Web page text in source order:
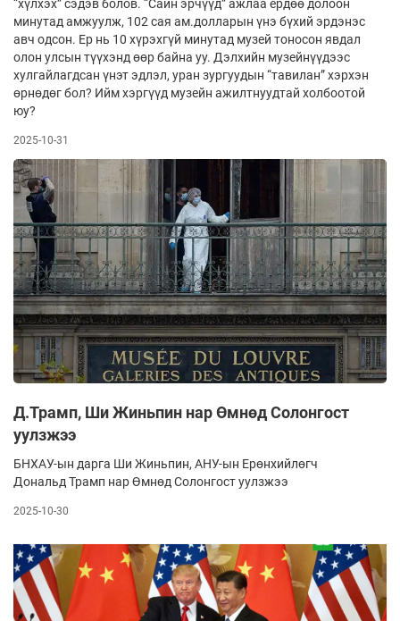
“хүлхэх” сэдэв болов. “Сайн эрчүүд” ажлаа ердөө долоон
минутад амжуулж, 102 сая ам.долларын үнэ бүхий эрдэнэс
авч одсон. Ер нь 10 хүрэхгүй минутад музей тоносон явдал
олон улсын түүхэнд өөр байна уу. Дэлхийн музейнүүдээс
хулгайлагдсан үнэт эдлэл, уран зургуудын “тавилан” хэрхэн
өрнөдөг бол? Ийм хэргүүд музейн ажилтнуудтай холбоотой
юу?
2025-10-31
Д.Трамп, Ши Жиньпин нар Өмнөд Солонгост
уулзжээ
БНХАУ-ын дарга Ши Жиньпин, АНУ-ын Ерөнхийлөгч
Дональд Трамп нар Өмнөд Солонгост уулзжээ
2025-10-30